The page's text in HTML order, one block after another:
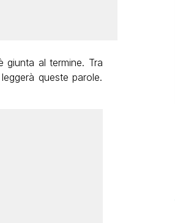
al termine. Tra
queste parole.